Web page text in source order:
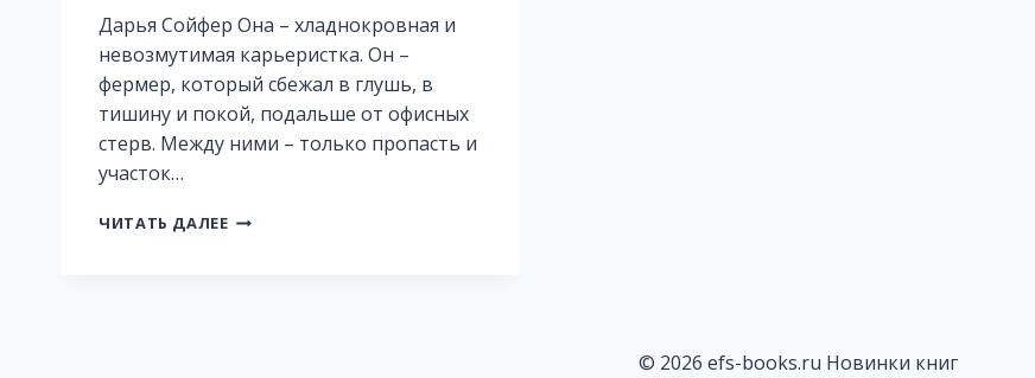
Дарья Сойфер Она – хладнокровная и
невозмутимая карьеристка. Он –
фермер, который сбежал в глушь, в
тишину и покой, подальше от офисных
стерв. Между ними – только пропасть и
участок…
ЧИТАТЬ ДАЛЕЕ СЕКРЕТ
© 2026 efs-books.ru Новинки книг